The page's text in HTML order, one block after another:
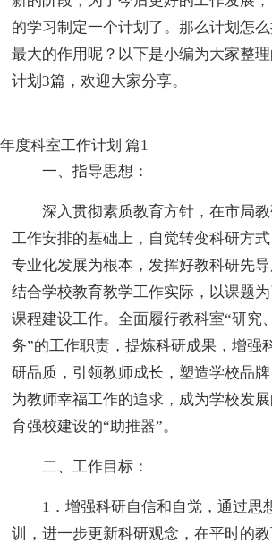
的学习制定一个计划了。那么计划怎
最大的作用呢？以下是小编为大家整
计划3篇，欢迎大家分享。
年度科室工作计划 篇1
一、指导思想：
深入贯彻素质教育方针，在市局
工作安排的基础上，自觉转变科研方
专业化发展为根本，发挥好教科研先
结合学校教育教学工作实际，以课题
课程建设工作。全面履行教科室“研究
务”的工作职责，提炼科研成果，增强
研品质，引领教师成长，塑造学校品
为教师幸福工作的追求，成为学校发
育强校建设的“助推器”。
二、工作目标：
1．增强科研自信和自觉，通过思
训，进一步更新科研观念，在平时的